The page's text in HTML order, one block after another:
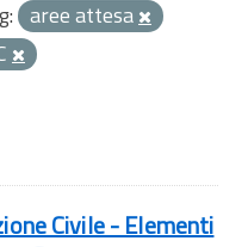
aree attesa
Civile - Elementi